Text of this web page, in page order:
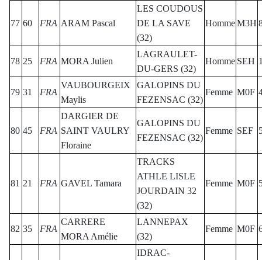
77 60 FRA ARAM Pascal
LES COUDOUS
DE LA SAVE
(32)
HommeM3H
78 25 FRA MORA Julien
LAGRAULET-
DU-GERS (32)
Homme SEH
79 31 FRA
VAUBOURGEIX
Maylis
GALOPINS DU
FEZENSAC (32)
Femme M0F
80 45 FRA
DARGIER DE
SAINT VAULRY
Floraine
GALOPINS DU
FEZENSAC (32)
Femme SEF
81 21 FRA GAVEL Tamara
TRACKS
ATHLE LISLE
JOURDAIN 32
(32)
Femme M0F
82 35 FRA
CARRERE
MORA Amélie
LANNEPAX
(32)
Femme M0F
IDRAC-